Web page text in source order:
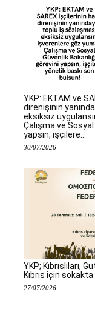
YKP: EKTAM ve
direnişinin
eksiksiz
Çalışma ve
yapsın, işçilere...
30/07/2026
YKP; Kıbrıslıları,
Kıbrıs için
27/07/2026